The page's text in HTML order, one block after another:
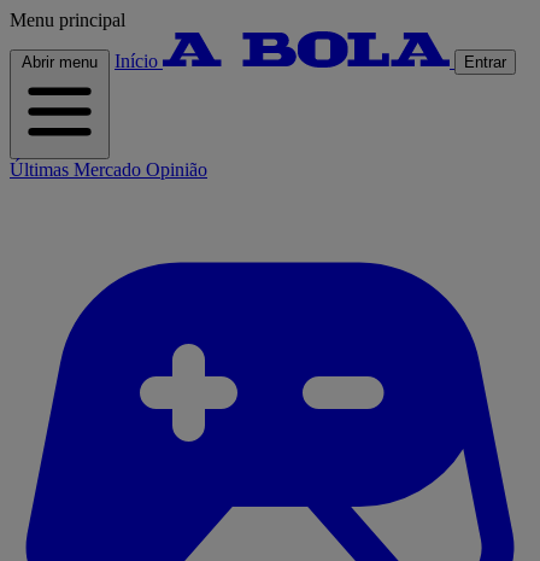
Menu principal
Abrir menu Início Entrar
Últimas Mercado Opinião